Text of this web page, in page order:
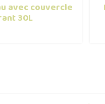
avec couvercle
30L